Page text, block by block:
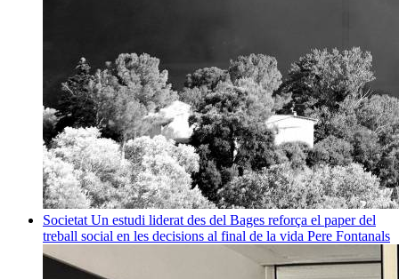
Societat Un estudi liderat des del Bages reforça el paper del
treball social en les decisions al final de la vida Pere Fontanals